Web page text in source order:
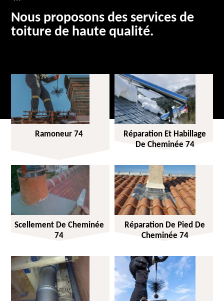
Nous proposons des services de
toiture de haute qualité.
Ramoneur 74
Réparation Et Habillage
De Cheminée 74
Scellement De Cheminée
74
Réparation De Pied De
Cheminée 74